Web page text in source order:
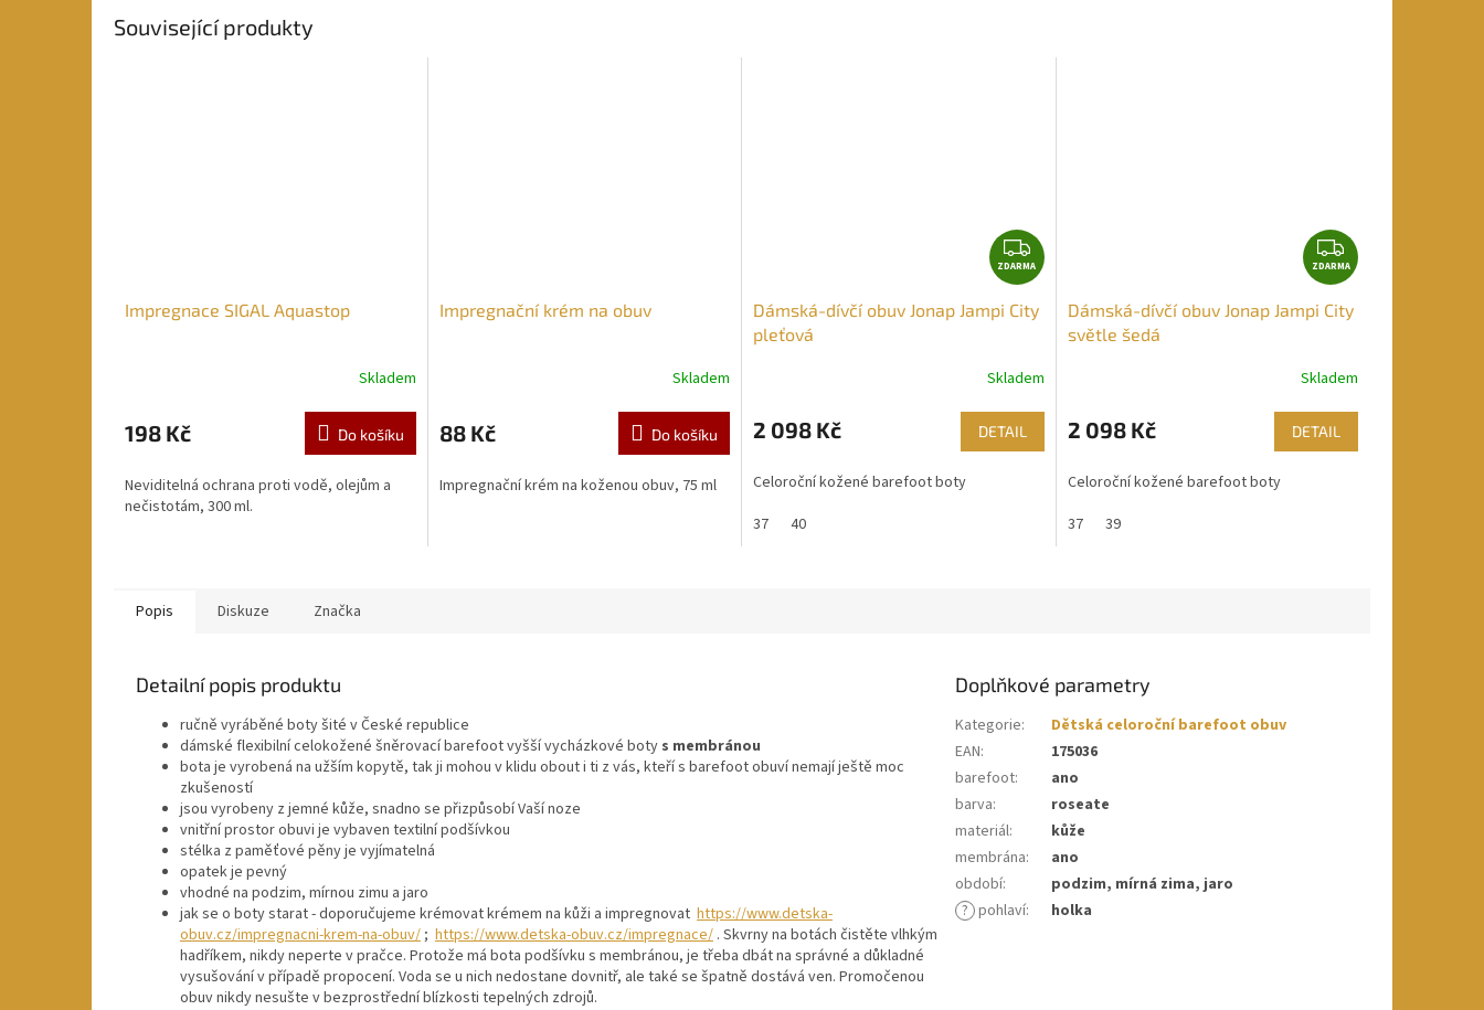
M
Související produkty
Impregnace SIGAL Aquastop
Skladem
198 Kč Do košíku
Neviditelná ochrana proti vodě, olejům a
nečistotám, 300 ml.
Impregnační krém na obuv
Skladem
88 Kč Do košíku
Impregnační krém na koženou obuv, 75 ml
Z
D
R
A
ZDARMA
Dámská-dívčí obuv Jonap Jampi City
pleťová
Skladem
2 098 Kč DETAIL
Celoroční kožené barefoot boty
37
40
Z
D
R
A
ZDARMA
Dámská-dívčí obuv Jonap Jampi City
světle šedá
Skladem
2 098 Kč DETAIL
Celoroční kožené barefoot boty
37
39
Popis Diskuze Značka
Detailní popis produktu
ručně vyráběné boty šité v České republice
dámské flexibilní celokožené šněrovací barefoot vyšší vycházkové boty s membránou
bota je vyrobená na užším kopytě, tak ji mohou v klidu obout i ti z vás, kteří s barefoot obuví nemají ještě moc
zkušeností
jsou vyrobeny z jemné kůže, snadno se přizpůsobí Vaší noze
vnitřní prostor obuvi je vybaven textilní podšívkou
stélka z paměťové pěny je vyjímatelná
opatek je pevný
vhodné na podzim, mírnou zimu a jaro
jak se o boty starat - doporučujeme krémovat krémem na kůži a impregnovat https://www.detska-
obuv.cz/impregnacni-krem-na-obuv/ ; https://www.detska-obuv.cz/impregnace/ . Skvrny na botách čistěte vlhkým
hadříkem, nikdy neperte v pračce. Protože má bota podšívku s membránou, je třeba dbát na správné a důkladné
vysušování v případě propocení. Voda se u nich nedostane dovnitř, ale také se špatně dostává ven. Promočenou
obuv nikdy nesušte v bezprostřední blízkosti tepelných zdrojů.
Doplňkové parametry
Kategorie:
Dětská celoroční barefoot obuv
EAN:
175036
barefoot:
ano
barva:
roseate
materiál:
kůže
membrána:
ano
období:
podzim, mírná zima, jaro
? pohlaví: holka